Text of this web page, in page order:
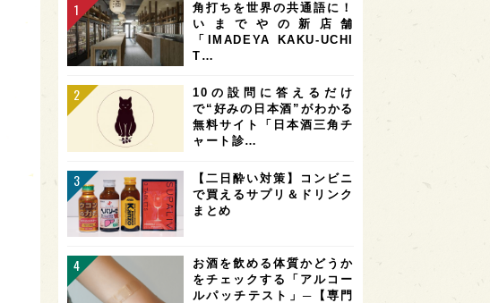
角打ちを世界の共通語に！
いまでやの新店舗
「IMADEYA KAKU-UCHI
T…
10の設問に答えるだけ
で“好みの日本酒”がわかる
無料サイト「日本酒三角チ
ャート診…
【二日酔い対策】コンビニ
で買えるサプリ＆ドリンク
まとめ
お酒を飲める体質かどうか
をチェックする「アルコー
ルパッチテスト」─【専門